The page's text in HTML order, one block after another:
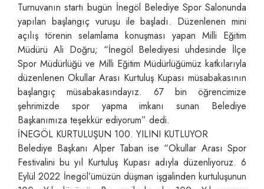
Turnuvanın startı bugün İnegöl Belediye Spor Salonunda
yapılan başlangıç vuruşu ile başladı. Düzenlenen mini
açılış törenin selamlama konuşması yapan Milli Eğitim
Müdürü Ali Doğru; “İnegöl Belediyesi uhdesinde İlçe
Spor Müdürlüğü ve Milli Eğitim Müdürlüğümüz katkılarıyla
düzenlenen Okullar Arası Kurtuluş Kupası müsabakasının
başlangıç müsabakasındayız. 67 bin öğrencimize
şehrimizde spor yapma imkanı sunan Belediye
Başkanımıza teşekkür ediyorum” dedi.
İNEGÖL KURTULUŞUN 100. YILINI KUTLUYOR
Belediye Başkanı Alper Taban ise “Okullar Arası Spor
Festivalini bu yıl Kurtuluş Kupası adıyla düzenliyoruz. 6
Eylül 2022 İnegöl’ümüzün düşman işgalinden kurtuluşunun